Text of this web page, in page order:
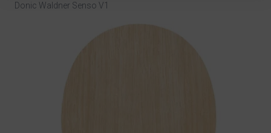
Donic Waldner Senso V1